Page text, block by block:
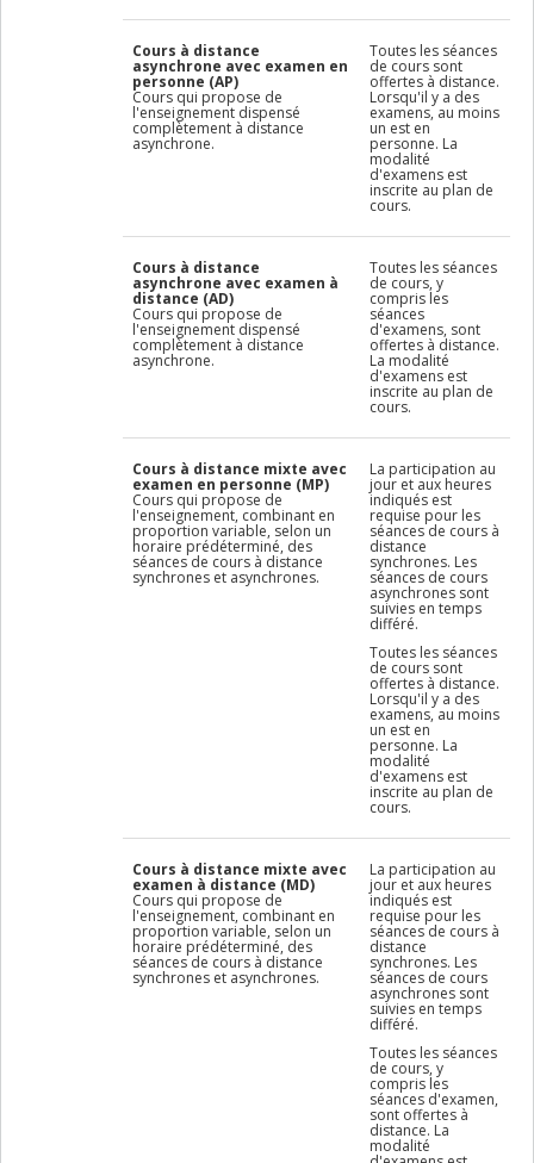
Cours à distance
asynchrone avec examen en
personne (AP)
Cours qui propose de
l'enseignement dispensé
complètement à distance
asynchrone.
Toutes les séances
de cours sont
offertes à distance.
Lorsqu'il y a des
examens, au moins
un est en
personne. La
modalité
d'examens est
inscrite au plan de
cours.
Cours à distance
asynchrone avec examen à
distance (AD)
Cours qui propose de
l'enseignement dispensé
complètement à distance
asynchrone.
Toutes les séances
de cours, y
compris les
séances
d'examens, sont
offertes à distance.
La modalité
d'examens est
inscrite au plan de
cours.
Cours à distance mixte avec
examen en personne (MP)
Cours qui propose de
l'enseignement, combinant en
proportion variable, selon un
horaire prédéterminé, des
séances de cours à distance
synchrones et asynchrones.
La participation au
jour et aux heures
indiqués est
requise pour les
séances de cours à
distance
synchrones. Les
séances de cours
asynchrones sont
suivies en temps
différé.
Toutes les séances
de cours sont
offertes à distance.
Lorsqu'il y a des
examens, au moins
un est en
personne. La
modalité
d'examens est
inscrite au plan de
cours.
Cours à distance mixte avec
examen à distance (MD)
Cours qui propose de
l'enseignement, combinant en
proportion variable, selon un
horaire prédéterminé, des
séances de cours à distance
synchrones et asynchrones.
La participation au
jour et aux heures
indiqués est
requise pour les
séances de cours à
distance
synchrones. Les
séances de cours
asynchrones sont
suivies en temps
différé.
Toutes les séances
de cours, y
compris les
séances d'examen,
sont offertes à
distance. La
modalité